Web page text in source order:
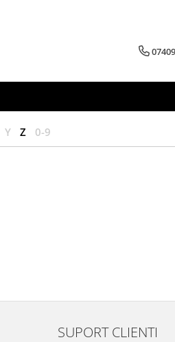
Y Z 0-9
SUPORT CLIENTI